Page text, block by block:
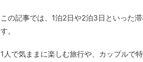
この記事では、1泊2日や2泊3日といった
す。
1人で気ままに楽しむ旅行や、カップルで